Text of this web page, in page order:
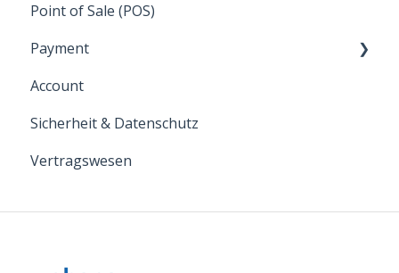
Point of Sale (POS)
Payment
Zahlungsarten
Allgemein
Account
Sicherheit & Datenschutz
Vertragswesen